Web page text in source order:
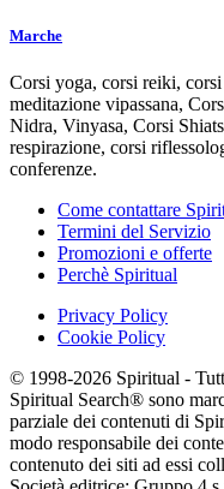
Marche
Corsi yoga, corsi reiki,
meditazione vipassana,
Nidra, Vinyasa, Corsi
respirazione, corsi
conferenze.
Come contattare
Termini del Servizio
Promozioni e offerte
Perchè Spiritual
Privacy Policy
Cookie Policy
© 1998-2026 Spiritual -
Spiritual Search® sono
parziale dei contenuti di
modo responsabile dei
contenuto dei siti ad essi